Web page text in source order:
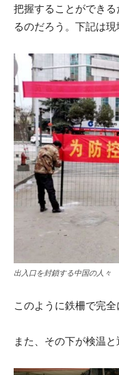
把握することができ
るのだろう。下記は現
出入口を封鎖する中国の人々
このように鉄柵で完全
また、その下が検温